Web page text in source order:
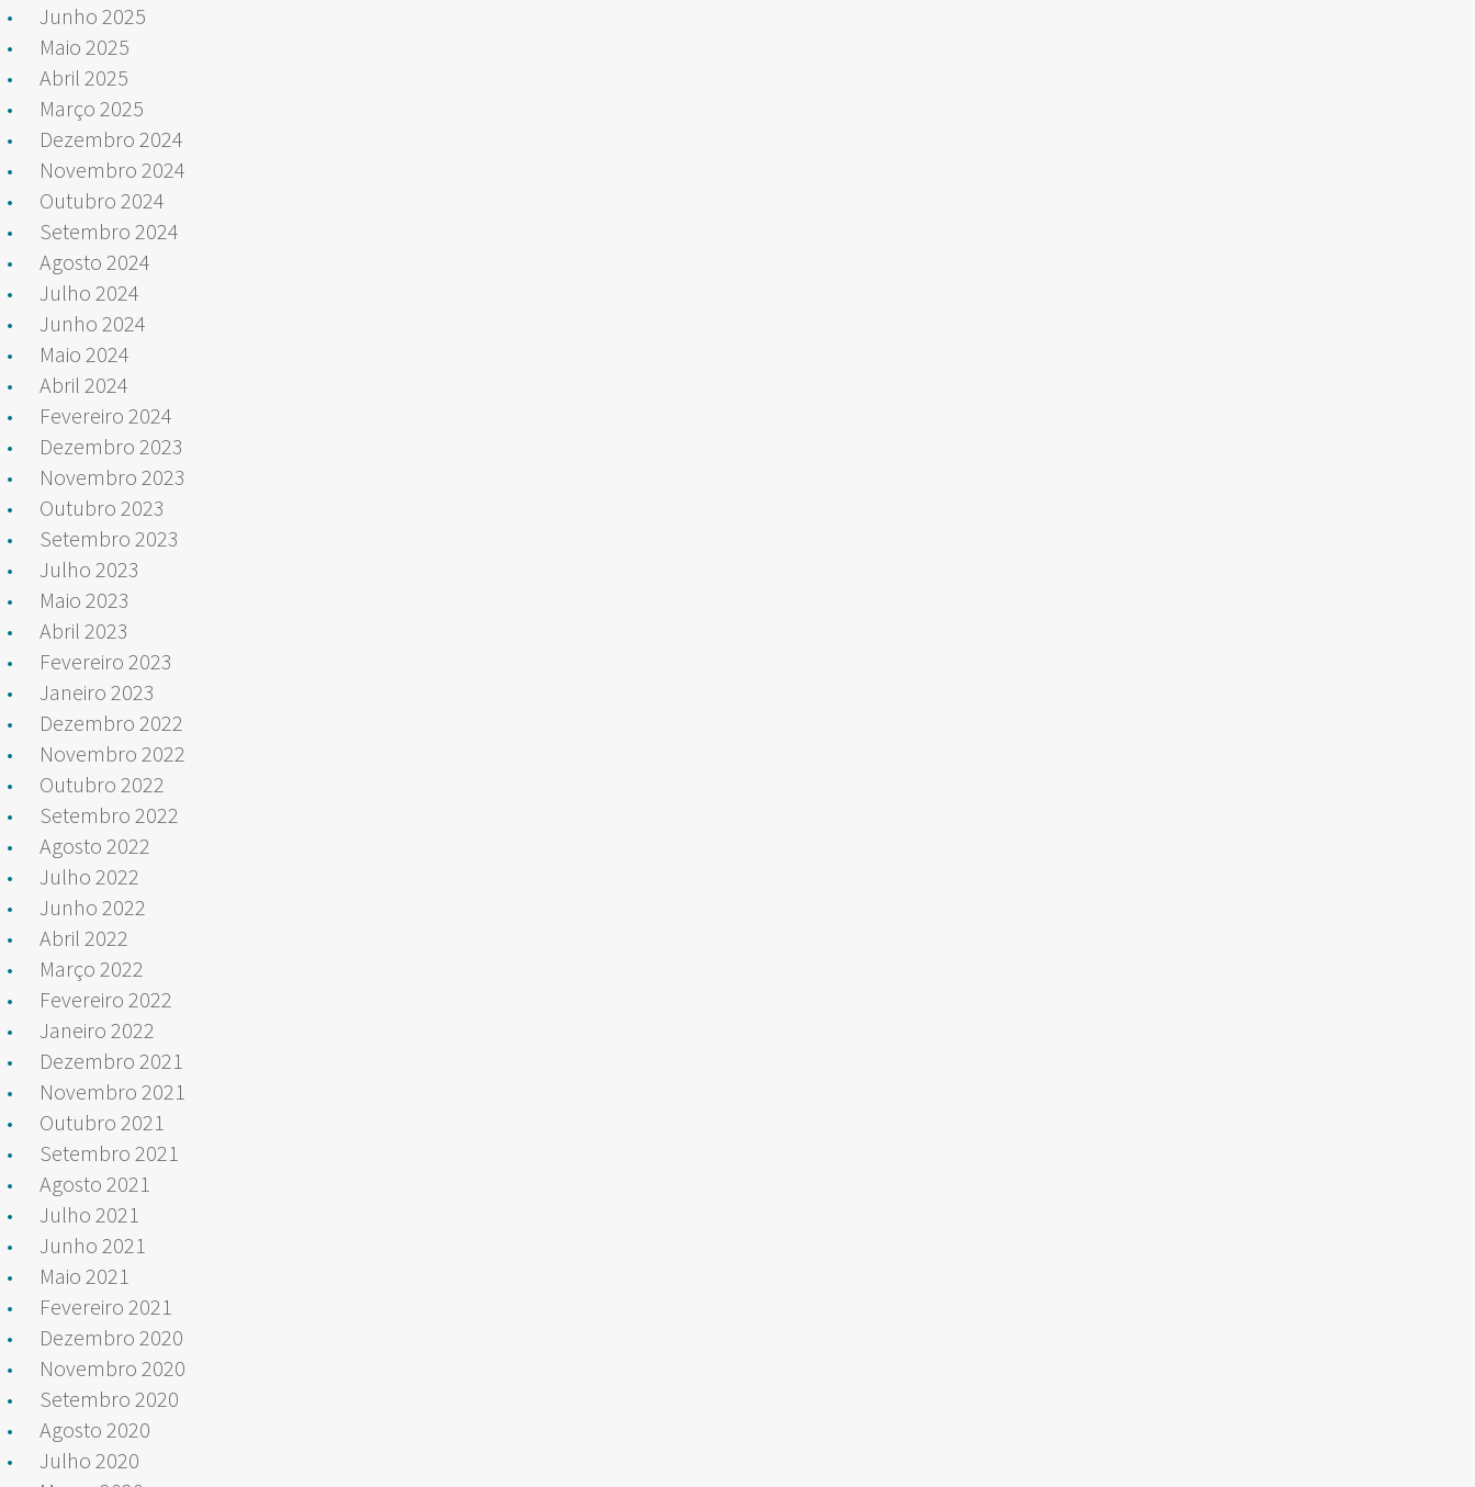
Junho 2025
Maio 2025
Abril 2025
Março 2025
Dezembro 2024
Novembro 2024
Outubro 2024
Setembro 2024
Agosto 2024
Julho 2024
Junho 2024
Maio 2024
Abril 2024
Fevereiro 2024
Dezembro 2023
Novembro 2023
Outubro 2023
Setembro 2023
Julho 2023
Maio 2023
Abril 2023
Fevereiro 2023
Janeiro 2023
Dezembro 2022
Novembro 2022
Outubro 2022
Setembro 2022
Agosto 2022
Julho 2022
Junho 2022
Abril 2022
Março 2022
Fevereiro 2022
Janeiro 2022
Dezembro 2021
Novembro 2021
Outubro 2021
Setembro 2021
Agosto 2021
Julho 2021
Junho 2021
Maio 2021
Fevereiro 2021
Dezembro 2020
Novembro 2020
Setembro 2020
Agosto 2020
Julho 2020